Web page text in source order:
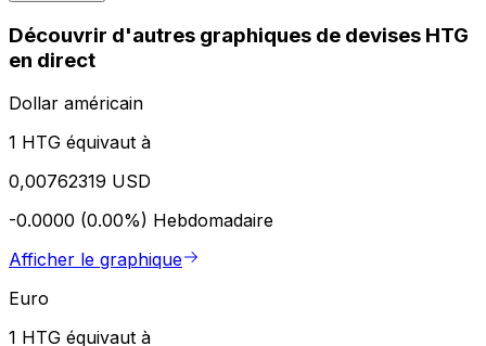
Découvrir d'autres graphiques de devises HTG
en direct
Dollar américain
1 HTG équivaut à
0,00762319 USD
-0.0000 (0.00%) Hebdomadaire
Afficher le graphique
Euro
1 HTG équivaut à